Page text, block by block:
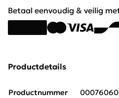
Betaal eenvoudig & veilig
Productdetails
Productnummer